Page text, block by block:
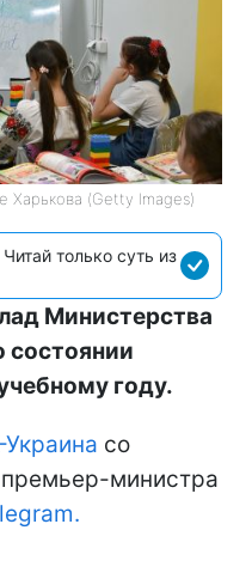
Харькова (Getty Images)
только суть из
Министерства
состоянии
году.
со
министра